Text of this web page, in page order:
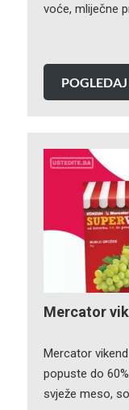
voće, mliječne
POGLEDAJ
Mercator
Mercator
popuste do
svježe meso,